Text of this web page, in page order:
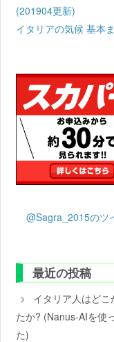
(201904更新)
イタリアの気候 基本
@Sagra_2015のツ
最近の投稿
イタリア人はどこ
たか? (Nanus-AIを使
た)